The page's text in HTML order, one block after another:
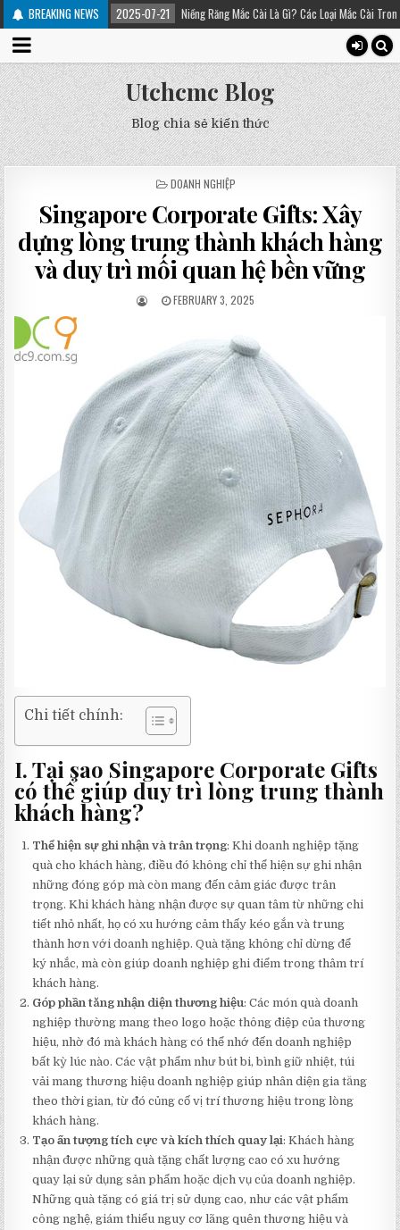
BREAKING NEWS
2025-07-21 Niềng Răng Mắc Cài Là Gì? Các Loại Mắc Cài Trong Niềng
Utchcmc Blog
Blog chia sẻ kiến thức
POSTED
DOANH NGHIỆP
Singapore Corporate Gifts: Xây
dựng lòng trung thành khách hàng
và duy trì mối quan hệ bền vững
FEBRUARY 3, 2025
Chi tiết chính:
I. Tại sao Singapore Corporate Gifts
có thể giúp duy trì lòng trung thành
khách hàng?
Thể hiện sự ghi nhận và trân trọng: Khi doanh nghiệp tặng
quà cho khách hàng, điều đó không chỉ thể hiện sự ghi nhận
những đóng góp mà còn mang đến cảm giác được trân
trọng. Khi khách hàng nhận được sự quan tâm từ những chi
tiết nhỏ nhất, họ có xu hướng cảm thấy kéo gắn và trung
thành hơn với doanh nghiệp. Quà tặng không chỉ dừng để
ký nhắc, mà còn giúp doanh nghiệp ghi điểm trong thâm trí
khách hàng.
Góp phần tăng nhận diện thương hiệu: Các món quà doanh
nghiệp thường mang theo logo hoặc thông điệp của thương
hiệu, nhờ đó mà khách hàng có thể nhớ đến doanh nghiệp
bất kỳ lúc nào. Các vật phẩm như bút bi, bình giữ nhiệt, túi
vải mang thương hiệu doanh nghiệp giúp nhân diện gia tăng
theo thời gian, từ đó củng cố vị trí thương hiệu trong lòng
khách hàng.
Tạo ấn tượng tích cực và kích thích quay lại: Khách hàng
nhận được những quà tặng chất lượng cao có xu hướng
quay lại sử dụng sản phẩm hoặc dịch vụ của doanh nghiệp.
Những quà tặng có giá trị sử dụng cao, như các vật phẩm
công nghệ, giám thiểu nguy cơ lãng quên thương hiệu và